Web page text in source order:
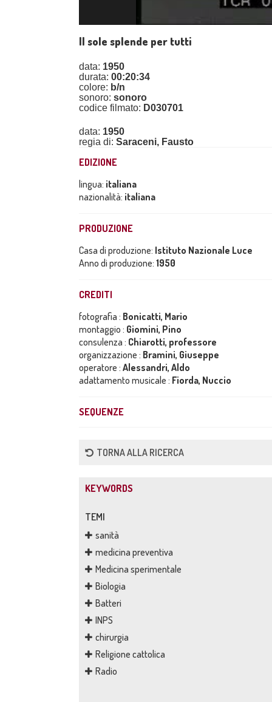
Il sole splende per tutti
data: 1950
durata: 00:20:34
colore: b/n
sonoro: sonoro
codice filmato: D030701
data: 1950
regia di: Saraceni, Fausto
EDIZIONE
lingua: italiana
nazionalità: italiana
PRODUZIONE
Casa di produzione: Istituto Nazionale Luce
Anno di produzione: 1950
CREDITI
fotografia : Bonicatti, Mario
montaggio : Giomini, Pino
consulenza : Chiarotti, professore
organizzazione : Bramini, Giuseppe
operatore : Alessandri, Aldo
adattamento musicale : Fiorda, Nuccio
SEQUENZE
TORNA ALLA RICERCA
KEYWORDS
TEMI
sanità
medicina preventiva
Medicina sperimentale
Biologia
Batteri
INPS
chirurgia
Religione cattolica
Radio